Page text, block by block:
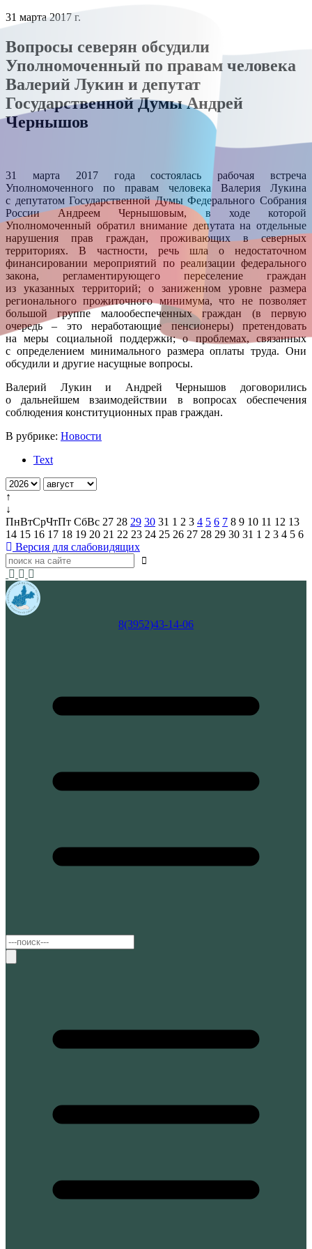
31 марта 2017 г.
Вопросы северян обсудили
Уполномоченный по правам человека
Валерий Лукин и депутат
Государственной Думы Андрей
Чернышов
31 марта 2017 года состоялась рабочая встреча
Уполномоченного по правам человека Валерия Лукина
с депутатом Государственной Думы Федерального Собрания
России Андреем Чернышовым, в ходе которой
Уполномоченный обратил внимание депутата на отдельные
нарушения прав граждан, проживающих в северных
территориях. В частности, речь шла о недостаточном
финансировании мероприятий по реализации федерального
закона, регламентирующего переселение граждан
из указанных территорий; о заниженном уровне размера
регионального прожиточного минимума, что не позволяет
большой группе малообеспеченных граждан (в первую
очередь – это неработающие пенсионеры) претендовать
на меры социальной поддержки; о проблемах, связанных
с определением минимального размера оплаты труда. Они
обсудили и другие насущные вопросы.
Валерий Лукин и Андрей Чернышов договорились
о дальнейшем взаимодействии в вопросах обеспечения
соблюдения конституционных прав граждан.
В рубрике: Новости
Text
↑
↓
ПнВтСрЧтПт СбВс 27 28 29 30 31 1 2 3 4 5 6 7 8 9 10 11 12 13
14 15 16 17 18 19 20 21 22 23 24 25 26 27 28 29 30 31 1 2 3 4 5 6
Версия для слабовидящих
8(3952)43-14-06